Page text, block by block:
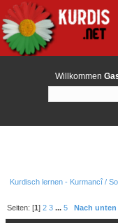
Willkommen
Kurdisch lernen - Kurmancî /
Seiten: [1]2 3 ...5 Nach unten